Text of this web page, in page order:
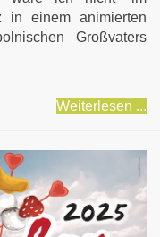
in einem animierten
Großvaters
Weiterlesen ...